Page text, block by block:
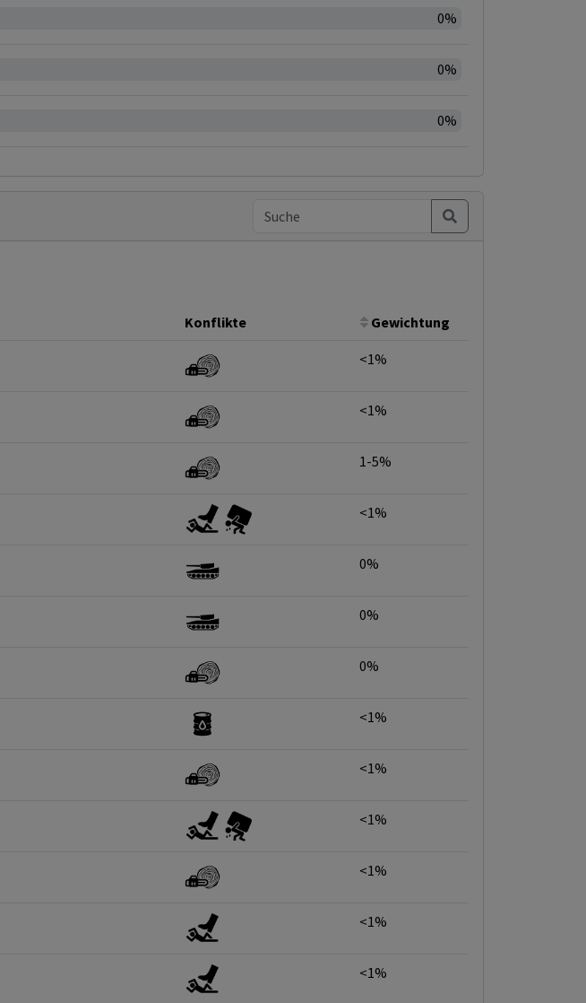
0%
0%
0%
Konflikte Gewichtung
<1%
<1%
1-5%
<1%
0%
0%
0%
<1%
<1%
<1%
<1%
<1%
<1%